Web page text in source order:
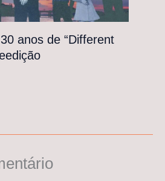
anos de “Different